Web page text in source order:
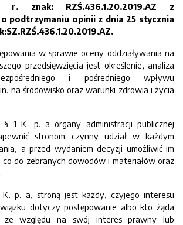
r. znak: RZŚ.436.1.20.2019.AZ z
podtrzymaniu opinii z dnia 25 stycznia
w sprawie oceny oddziaływania na
przedsięwzięcia jest określenie, analiza
i pośredniego wpływu
na środowisko oraz warunki zdrowia i życia
1 K. p. a organy administracji publicznej
stronom czynny udział w każdym
a przed wydaniem decyzji umożliwić im
do zebranych dowodów i materiałów oraz
p. a, stroną jest każdy, czyjego interesu
dotyczy postępowanie albo kto żąda
ze względu na swój interes prawny lub